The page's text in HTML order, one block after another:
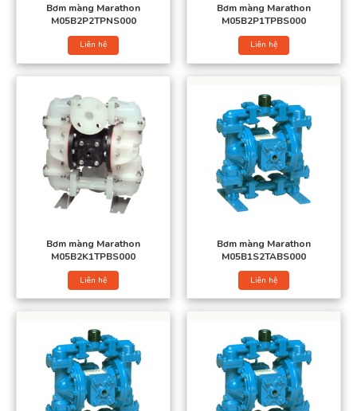
Bơm màng Aro
Bơm màng điện
Bơm màng thực phẩm
Bơm màng bột
Bơm màng TDS
Bơm màng Wilden
Bơm màng Marathon
Bơm màng Verder
Bơm màng Morak
Công ty Việt Á là đơn vị chuyên phân phối và nhập khẩubơm
chính hãng nói riêng và màng bơm
màng nói chung. Với chất lượng vượt trội, cung cấp chính sách
ưu đãi tốt dành cho quý khách hàng cùng mức giá phải chăng vì
thế địa chỉ này được nhiều khách hàng tin tưởng và lựa chọn.
Bơm màng Marathon
M05B2P2TPNS000
Liên hệ
Bơm màng Marathon
M05B2P1TPBS000
Liên hệ
Bơm màng Marathon
M05B2K1TPBS000
Liên hệ
Bơm màng Marathon
M05B1S2TABS000
Liên hệ